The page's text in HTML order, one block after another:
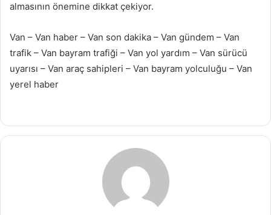
almasının önemine dikkat çekiyor.
Van – Van haber – Van son dakika – Van gündem – Van
trafik – Van bayram trafiği – Van yol yardım – Van sürücü
uyarısı – Van araç sahipleri – Van bayram yolculuğu – Van
yerel haber